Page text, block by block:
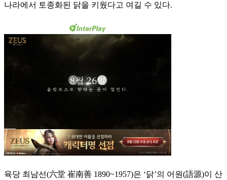
나라에서 토종화된 닭을 키웠다고 여길 수 있다.
육당 최남선(六堂 崔南善 1890~1957)은 ‘닭’의 어원(語源)이 산